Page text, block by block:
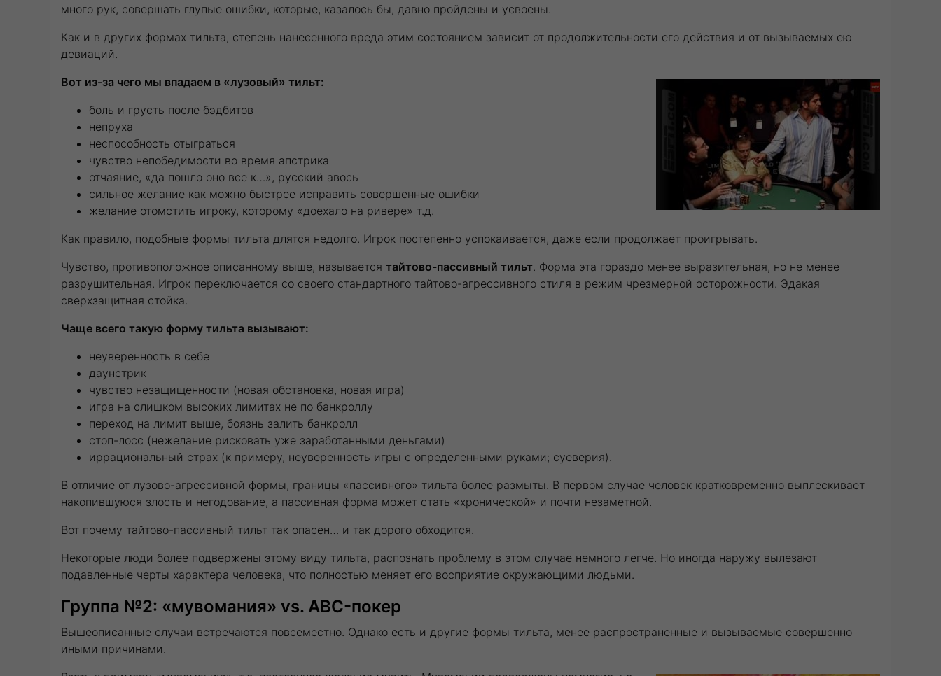
много рук, совершать глупые ошибки, которые, казалось бы, давно пройдены и усвоены.
Как и в других формах тильта, степень нанесенного вреда этим состоянием зависит от продолжительности его действия и от вызываемых ею
девиаций.
Вот из-за чего мы впадаем в «лузовый» тильт:
боль и грусть после бэдбитов
непруха
неспособность отыграться
чувство непобедимости во время апстрика
отчаяние, «да пошло оно все к…», русский авось
сильное желание как можно быстрее исправить совершенные ошибки
желание отомстить игроку, которому «доехало на ривере» т.д.
Как правило, подобные формы тильта длятся недолго. Игрок постепенно успокаивается, даже если продолжает проигрывать.
Чувство, противоположное описанному выше, называется тайтово-пассивный тильт. Форма эта гораздо менее выразительная, но не менее
разрушительная. Игрок переключается со своего стандартного тайтово-агрессивного стиля в режим чрезмерной осторожности. Эдакая
сверхзащитная стойка.
Чаще всего такую форму тильта вызывают:
неуверенность в себе
даунстрик
чувство незащищенности (новая обстановка, новая игра)
игра на слишком высоких лимитах не по банкроллу
переход на лимит выше, боязнь залить банкролл
стоп-лосс (нежелание рисковать уже заработанными деньгами)
иррациональный страх (к примеру, неуверенность игры с определенными руками; суеверия).
В отличие от лузово-агрессивной формы, границы «пассивного» тильта более размыты. В первом случае человек кратковременно выплескивает
накопившуюся злость и негодование, а пассивная форма может стать «хронической» и почти незаметной.
Вот почему тайтово-пассивный тильт так опасен… и так дорого обходится.
Некоторые люди более подвержены этому виду тильта, распознать проблему в этом случае немного легче. Но иногда наружу вылезают
подавленные черты характера человека, что полностью меняет его восприятие окружающими людьми.
Группа №2: «мувомания» vs. ABC-покер
Вышеописанные случаи встречаются повсеместно. Однако есть и другие формы тильта, менее распространенные и вызываемые совершенно
иными причинами.